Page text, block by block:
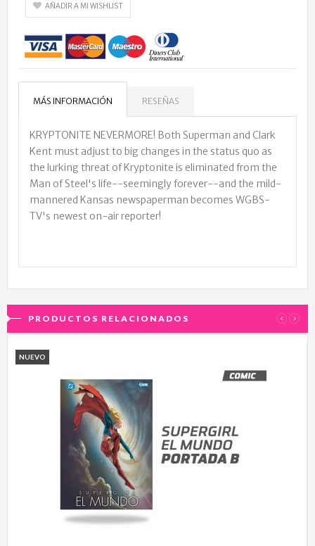
AÑADIR A MI WISHLIST
MÁS INFORMACIÓN RESEÑAS
KRYPTONITE NEVERMORE! Both Superman and Clark
Kent must adjust to big changes in the status quo as
the lurking threat of Kryptonite is eliminated from the
Man of Steel's life--seemingly forever--and the mild-
mannered Kansas newspaperman becomes WGBS-
TV's newest on-air reporter!
PRODUCTOS RELACIONADOS ‹ ›
NUEVO